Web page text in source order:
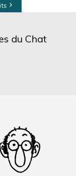

du Chat